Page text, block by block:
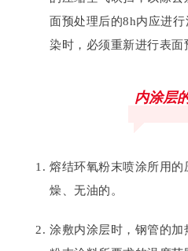
面预处理后的8h内应进
染时，必须重新进行表面
内涂层
熔结环氧粉末喷涂所用
燥、无油的。
涂敷内涂层时，钢管的